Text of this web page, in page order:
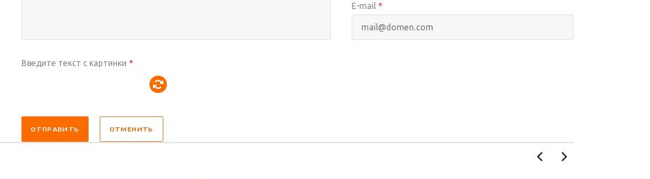
E-mail *
Введите текст с картинки *
ОТПРАВИТЬ ОТМЕНИТЬ